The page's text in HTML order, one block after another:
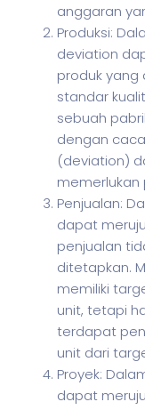
anggaran
Produksi:
deviation
produk yang
standar
sebuah
dengan
(deviation)
memerlukan
Penjualan:
dapat
penjualan
ditetapkan.
memiliki
unit, tetapi
terdapat
unit dari
Proyek:
dapat